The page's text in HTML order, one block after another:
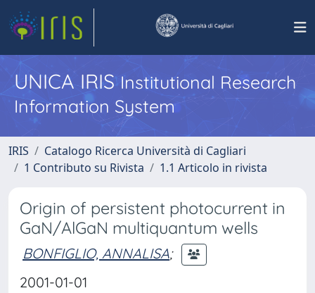
UNICA IRISInstitutional Research
Information System
IRIS
Catalogo Ricerca Università di Cagliari
1 Contributo su Rivista
1.1 Articolo in rivista
Origin of persistent photocurrent in
GaN/AlGaN multiquantum wells
BONFIGLIO, ANNALISA;
2001-01-01